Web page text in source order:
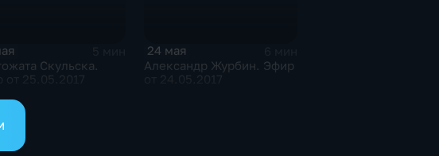
Скульска.
24 мая
Александр Журбин. Эфир